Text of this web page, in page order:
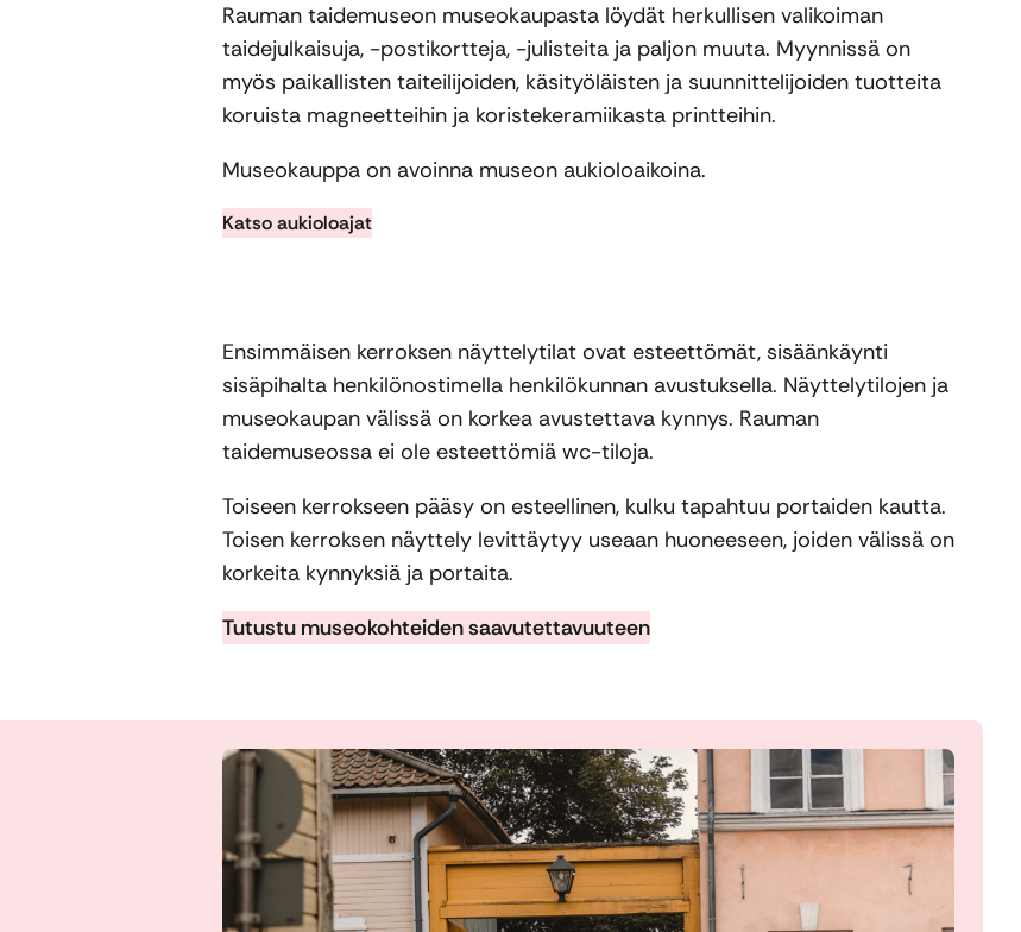
Rauman taidemuseon museokaupasta löydät herkullisen valikoiman
taidejulkaisuja, -postikortteja, -julisteita ja paljon muuta. Myynnissä on
myös paikallisten taiteilijoiden, käsityöläisten ja suunnittelijoiden tuotteita
koruista magneetteihin ja koristekeramiikasta printteihin.
Museokauppa on avoinna museon aukioloaikoina.
Katso aukioloajat
Ensimmäisen kerroksen näyttelytilat ovat esteettömät, sisäänkäynti
sisäpihalta henkilönostimella henkilökunnan avustuksella. Näyttelytilojen ja
museokaupan välissä on korkea avustettava kynnys. Rauman
taidemuseossa ei ole esteettömiä wc-tiloja.
Toiseen kerrokseen pääsy on esteellinen, kulku tapahtuu portaiden kautta.
Toisen kerroksen näyttely levittäytyy useaan huoneeseen, joiden välissä on
korkeita kynnyksiä ja portaita.
Tutustu museokohteiden saavutettavuuteen